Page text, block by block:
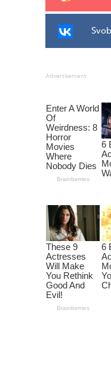
Advertisement